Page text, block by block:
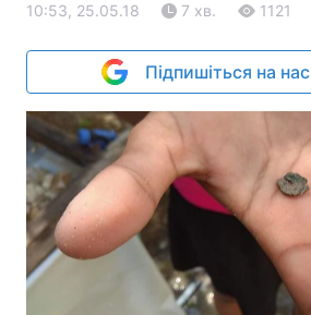
10:53, 25.05.18 7 хв. 1121
Підпишіться на